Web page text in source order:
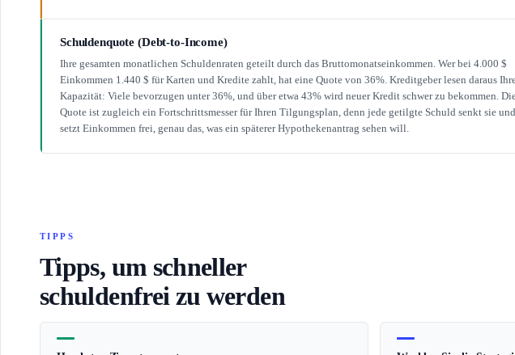
Schuldenquote (Debt-to-Income)
Ihre gesamten monatlichen Schuldenraten geteilt durch das Bruttomonatseinkommen. Wer bei 4.000 $
Einkommen 1.440 $ für Karten und Kredite zahlt, hat eine Quote von 36%. Kreditgeber lesen daraus
Kapazität: Viele bevorzugen unter 36%, und über etwa 43% wird neuer Kredit schwer zu bekommen.
Quote ist zugleich ein Fortschrittsmesser für Ihren Tilgungsplan, denn jede getilgte Schuld senkt sie und
setzt Einkommen frei, genau das, was ein späterer Hypothekenantrag sehen will.
TIPPS
Tipps, um schneller
schuldenfrei zu werden